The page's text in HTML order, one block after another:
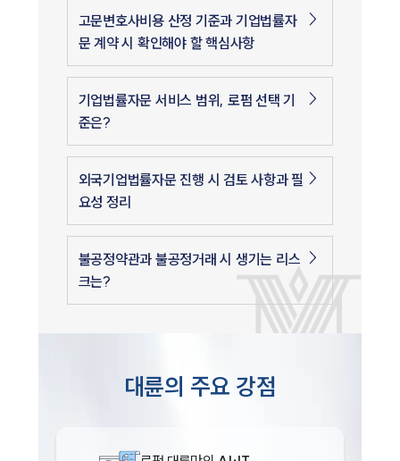
만화로 보는 사례
고문변호사비용 산정 기준과 기업법률자
문 계약 시 확인해야 할 핵심사항
기업법률자문 서비스 범위, 로펌 선택 기
준은?
외국기업법률자문 진행 시 검토 사항과 필
요성 정리
불공정약관과 불공정거래 시 생기는 리스
크는?
대륜의 주요 강점